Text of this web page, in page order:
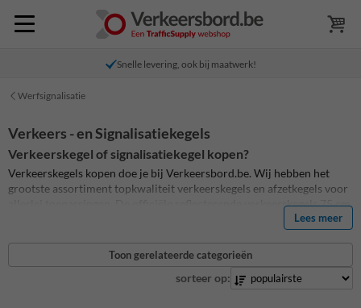
Snelle levering, ook bij maatwerk!
Werfsignalisatie
Verkeers - en Signalisatiekegels
Verkeerskegel of signalisatiekegel kopen?
Verkeerskegels kopen doe je bij Verkeersbord.be. Wij hebben het
grootste assortiment topkwaliteit verkeerskegels en afzetkegels voor
allerlei toepassingen. De officiële reflecterende verkeerskegels 75 cm
wegwerkzaamheden? Of signalisatiekegels zonder reflectiebanen
voor gebruik op privé terrein? Bekijk hieronder ons assortiment
afzetkegels enverkeerskegels. Wij hebben voor elke toepassing een
Lees meer
Toon gerelateerde categorieën
sorteer op: